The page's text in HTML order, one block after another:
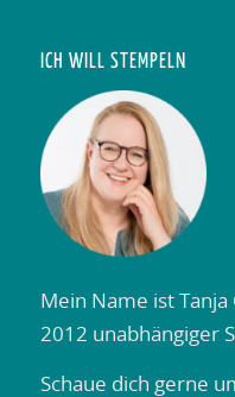
ICH WILL STEMPELN
Mein Name ist
2012 unabhängiger
Schaue dich gerne